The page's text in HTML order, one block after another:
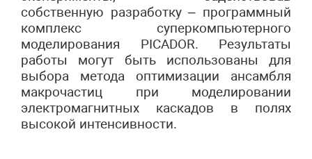
собственную разработку – программный
комплекс суперкомпьютерного
моделирования PICADOR. Результаты
работы могут быть использованы для
выбора метода оптимизации ансамбля
макрочастиц при моделировании
электромагнитных каскадов в полях
высокой интенсивности.